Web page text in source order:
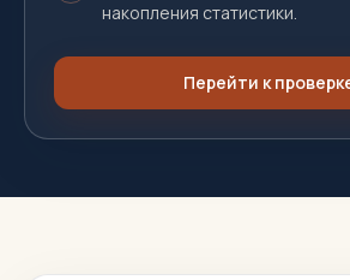
накопления статистики.
Перейти к